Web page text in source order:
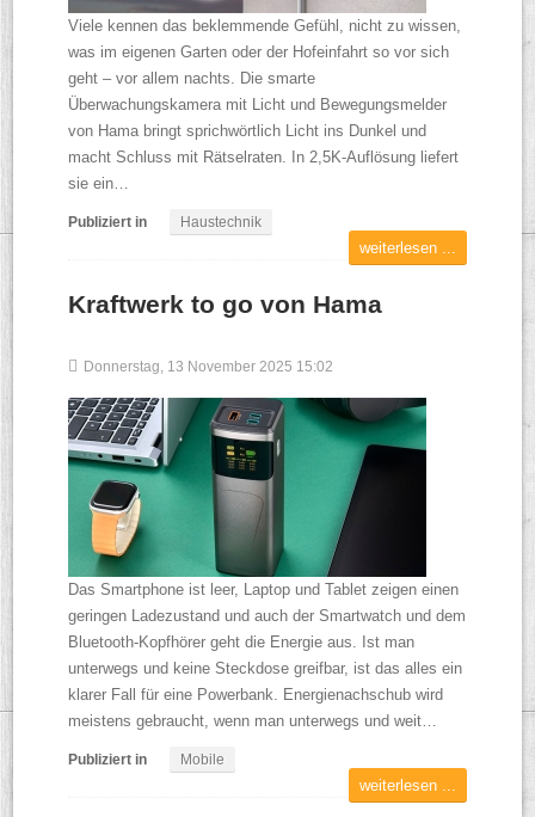
Viele kennen das beklemmende Gefühl, nicht zu wissen,
was im eigenen Garten oder der Hofeinfahrt so vor sich
geht – vor allem nachts. Die smarte
Überwachungskamera mit Licht und Bewegungsmelder
von Hama bringt sprichwörtlich Licht ins Dunkel und
macht Schluss mit Rätselraten. In 2,5K-Auflösung liefert
sie ein…
Publiziert in Haustechnik
weiterlesen ...
Kraftwerk to go von Hama
Donnerstag, 13 November 2025 15:02
Das Smartphone ist leer, Laptop und Tablet zeigen einen
geringen Ladezustand und auch der Smartwatch und dem
Bluetooth-Kopfhörer geht die Energie aus. Ist man
unterwegs und keine Steckdose greifbar, ist das alles ein
klarer Fall für eine Powerbank. Energienachschub wird
meistens gebraucht, wenn man unterwegs und weit…
Publiziert in Mobile
weiterlesen ...